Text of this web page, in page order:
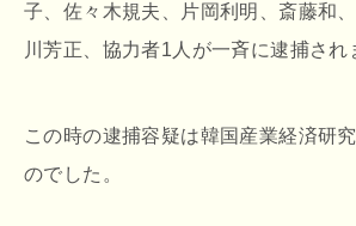
子、佐々木規夫、片岡利明、斎藤和
川芳正、協力者1人が一斉に逮捕され
この時の逮捕容疑は韓国産業経済研
のでした。